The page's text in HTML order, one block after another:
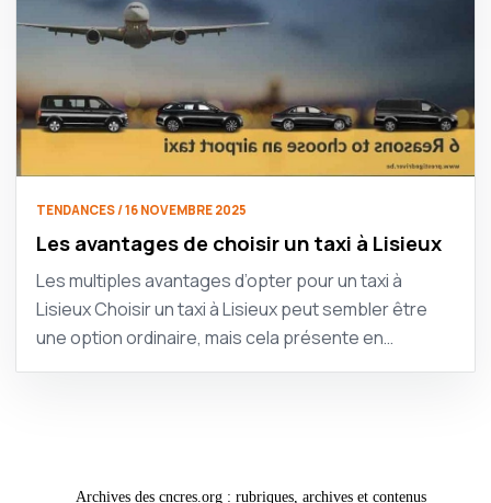
TENDANCES / 16 NOVEMBRE 2025
Les avantages de choisir un taxi à Lisieux
Les multiples avantages d’opter pour un taxi à
Lisieux Choisir un taxi à Lisieux peut sembler être
une option ordinaire, mais cela présente en…
Archives des cncres.org : rubriques, archives et contenus